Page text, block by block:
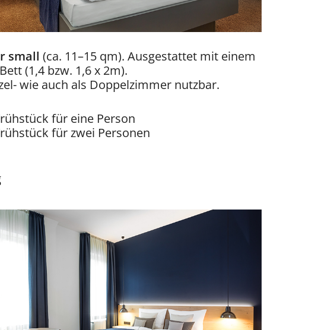
small (ca. 11–15 qm). Ausgestattet mit einem
(1,4 bzw. 1,6 x 2m).
wie auch als Doppelzimmer nutzbar.
für eine Person
für zwei Personen